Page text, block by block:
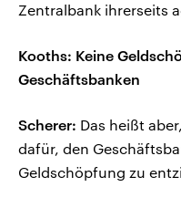
Zentralbank ihrerseits
Kooths: Keine
Geschäftsbanken
Scherer: Das heißt
dafür, den
Geldschöpfung zu